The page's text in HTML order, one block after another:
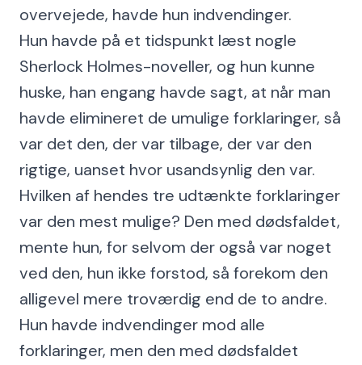
overvejede, havde hun indvendinger.
Hun havde på et tidspunkt læst nogle
Sherlock Holmes-noveller, og hun kunne
huske, han engang havde sagt, at når man
havde elimineret de umulige forklaringer, så
var det den, der var tilbage, der var den
rigtige, uanset hvor usandsynlig den var.
Hvilken af hendes tre udtænkte forklaringer
var den mest mulige? Den med dødsfaldet,
mente hun, for selvom der også var noget
ved den, hun ikke forstod, så forekom den
alligevel mere troværdig end de to andre.
Hun havde indvendinger mod alle
forklaringer, men den med dødsfaldet